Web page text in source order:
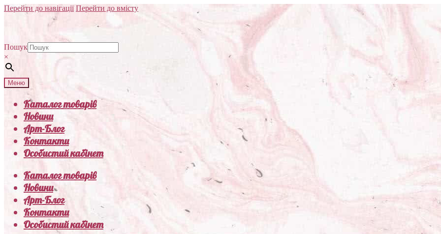
Перейти до навігації Перейти до вмісту
Пошук
×
Меню
Каталог товарів
Новини
Арт-Блог
Контакти
Особистий кабінет
Каталог товарів
Новини
Арт-Блог
Контакти
Особистий кабінет